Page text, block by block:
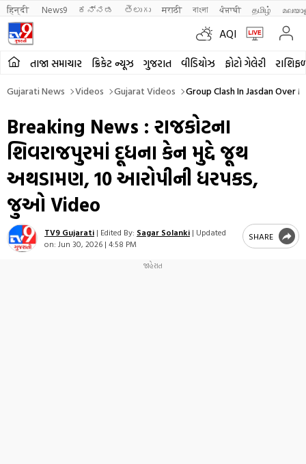
हिन्दी News9 ಕನ್ನಡ తెలుగు मराठी বাংলা ਪੰਜਾਬੀ தமிழ்
AQI
તાજા સમાચાર ક્રિકેટ ન્યૂઝ ગુજરાત વીડિયોઝ ફોટો ગેલેરી
Gujarati News Videos Gujarat Videos Group Clash In Jasdan Over
Breaking News : રાજકોટના
શિવરાજપુરમાં દૂધના કેન મુદ્દે જૂથ
અથડામણ, 10 આરોપીની ધરપકડ,
જુઓ Video
TV9 Gujarati | Edited By: Sagar Solanki | Updated
on: Jun 30, 2026 | 4:58 PM
SHARE